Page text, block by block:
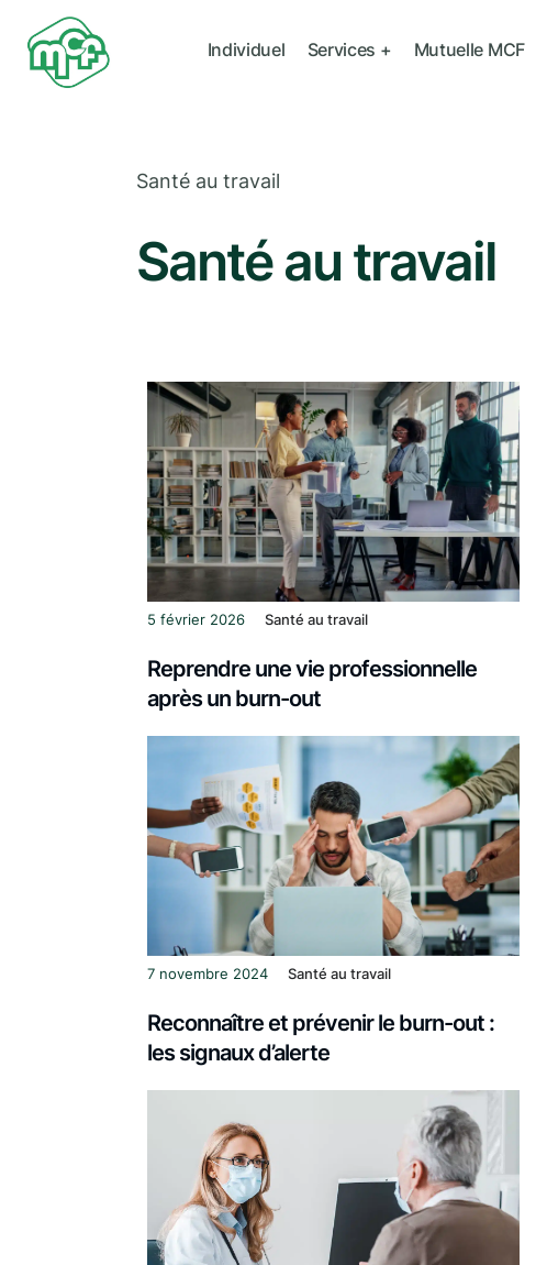
Individuel Services + Mutuelle MCF
Santé au travail
Santé au travail
5 février 2026 Santé au travail
Reprendre une vie professionnelle
après un burn-out
7 novembre 2024 Santé au travail
Reconnaître et prévenir le burn-out :
les signaux d’alerte